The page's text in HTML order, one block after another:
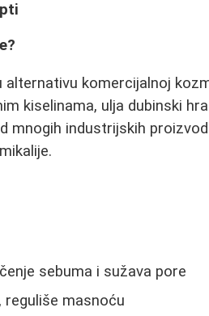
alternativu komercijalnoj
kiselinama, ulja dubinski
mnogih industrijskih
sebuma i sužava pore
reguliše masnoću